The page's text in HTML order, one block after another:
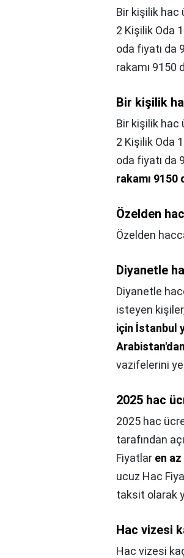
Bir kişilik hac
2 Kişilik Oda
oda fiyatı da
rakamı 9150
Bir kişilik
Bir kişilik hac
2 Kişilik Oda
oda fiyatı da
rakamı 9150
Özelden
Özelden
Diyanetle
Diyanetle
isteyen
için İstanbul
vazifelerini
2025 hac
2025 hac
tarafından
Fiyatlar en
ucuz Hac
taksit olarak
Hac vizesi
Hac vizesi